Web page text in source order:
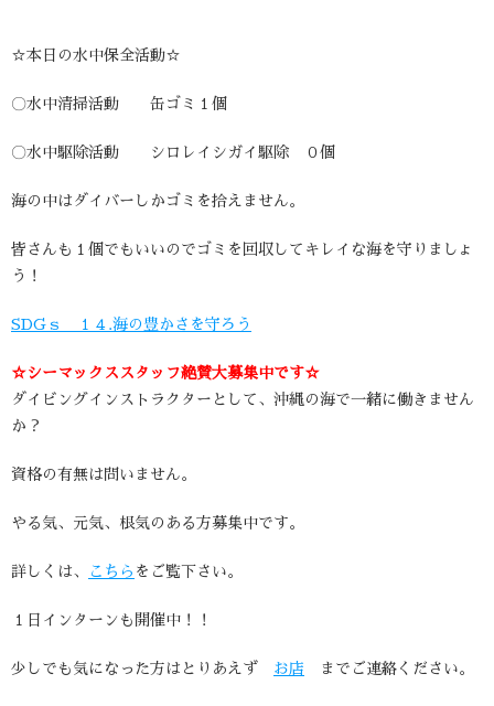
☆本日の水中保全活動☆
〇水中清掃活動 缶ゴミ１個
〇水中駆除活動 シロレイシガイ駆除 ０個
海の中はダイバーしかゴミを拾えません。
皆さんも１個でもいいのでゴミを回収してキレイな海を守りましょ
う！
SDGｓ １４.海の豊かさを守ろう
☆シーマックススタッフ絶賛大募集中です☆
ダイビングインストラクターとして、沖縄の海で一緒に働きません
か？
資格の有無は問いません。
やる気、元気、根気のある方募集中です。
詳しくは、 こちら をご覧下さい。
１日インターンも開催中！！
少しでも気になった方はとりあえず お店 までご連絡ください。